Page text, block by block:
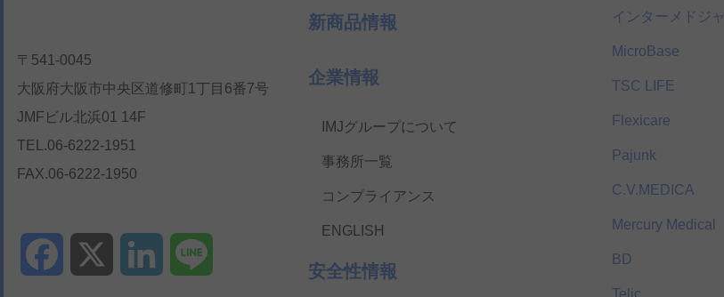
〒541-0045
大阪府大阪市中央区道修町1丁目6番7号
JMFビル北浜01 14F
TEL.06-6222-1951
FAX.06-6222-1950
Facebook LinkedIn
新商品情報
企業情報
IMJグループについて
事務所一覧
コンプライアンス
ENGLISH
安全性情報
インターメドジ
MicroBase
TSC LIFE
Flexicare
Pajunk
C.V.MEDICA
Mercury Medical
BD
Telic